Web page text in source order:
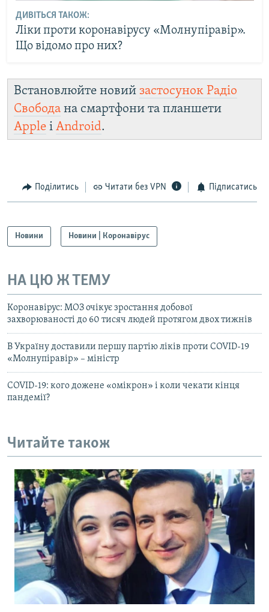
ДИВІТЬСЯ ТАКОЖ:
Ліки проти коронавірусу «Молнупіравір».
Що відомо про них?
Встановлюйте новий застосунок Радіо
Свобода на смартфони та планшети
Apple і Android.
Поділитись Читати без VPN Підписатись
Новини Новини | Коронавірус
НА ЦЮ Ж ТЕМУ
Коронавірус: МОЗ очікує зростання добової
захворюваності до 60 тисяч людей протягом двох тижнів
В Україну доставили першу партію ліків проти COVID-19
«Молнупіравір» – міністр
COVID-19: кого дожене «омікрон» і коли чекати кінця
пандемії?
Читайте також